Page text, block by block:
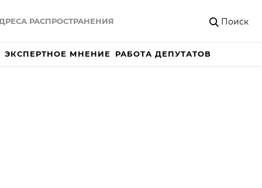
РАСПРОСТРАНЕНИЯ Поиск
ЭКСПЕРТНОЕ МНЕНИЕ РАБОТА ДЕПУТАТОВ